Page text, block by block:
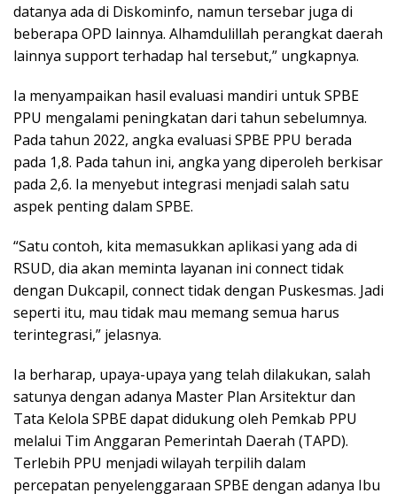
datanya ada di Diskominfo, namun tersebar juga di
beberapa OPD lainnya. Alhamdulillah perangkat daerah
lainnya support terhadap hal tersebut,” ungkapnya.
Ia menyampaikan hasil evaluasi mandiri untuk SPBE
PPU mengalami peningkatan dari tahun sebelumnya.
Pada tahun 2022, angka evaluasi SPBE PPU berada
pada 1,8. Pada tahun ini, angka yang diperoleh berkisar
pada 2,6. Ia menyebut integrasi menjadi salah satu
aspek penting dalam SPBE.
“Satu contoh, kita memasukkan aplikasi yang ada di
RSUD, dia akan meminta layanan ini connect tidak
dengan Dukcapil, connect tidak dengan Puskesmas. Jadi
seperti itu, mau tidak mau memang semua harus
terintegrasi,” jelasnya.
Ia berharap, upaya-upaya yang telah dilakukan, salah
satunya dengan adanya Master Plan Arsitektur dan
Tata Kelola SPBE dapat didukung oleh Pemkab PPU
melalui Tim Anggaran Pemerintah Daerah (TAPD).
Terlebih PPU menjadi wilayah terpilih dalam
percepatan penyelenggaraan SPBE dengan adanya Ibu